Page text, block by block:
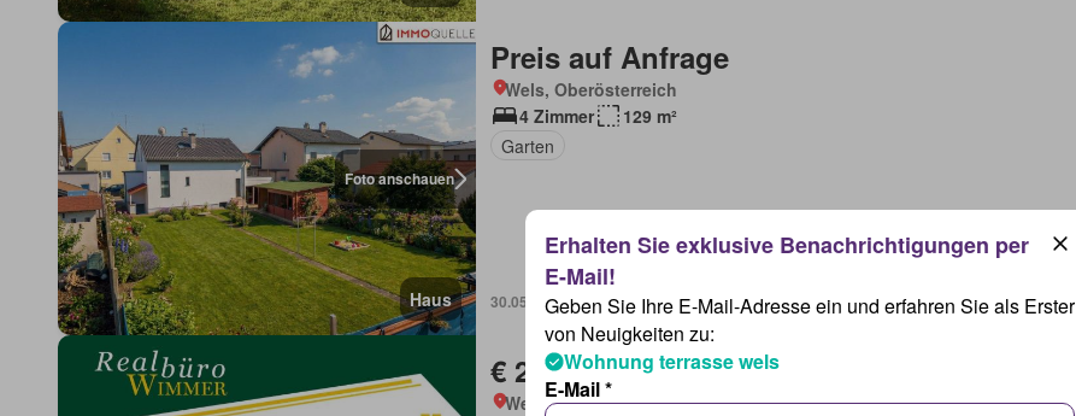
Foto anschauen
Haus
Preis auf Anfrage
Wels, Oberösterreich
4 Zimmer
129 m²
Garten
30.05.2026
€ 275 000
Wels, Oberösterreich
Geben Sie Ihre E-Mail-Adresse ein und erfahren Sie als Erster
von Neuigkeiten zu:
Wohnung terrasse wels
E-Mail *